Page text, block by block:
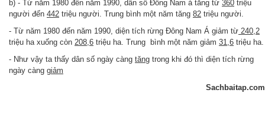
b) - Từ năm 1980 đến năm 1990, dân số Đông Nam á tăng từ 360 triệu
người đến 442 triệu người. Trung bình một năm tăng 82 triệu người.
- Từ năm 1980 đến năm 1990, diện tích rừng Đông Nam Á giảm từ 240,2
triệu ha xuống còn 208,6 triệu ha. Trung bình một năm giảm 31,6 triệu ha.
- Như vậy ta thấy dân số ngày càng tăng trong khi đó thì diện tích rừng
ngày càng giảm
Sachbaitap.com